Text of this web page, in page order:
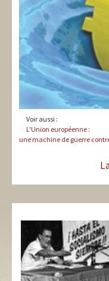
Voir aussi :
L'Union européenne :
une machine de guerre